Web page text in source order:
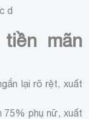
d
mãn
lại rõ rệt, xuất
75% phụ nữ, xuất